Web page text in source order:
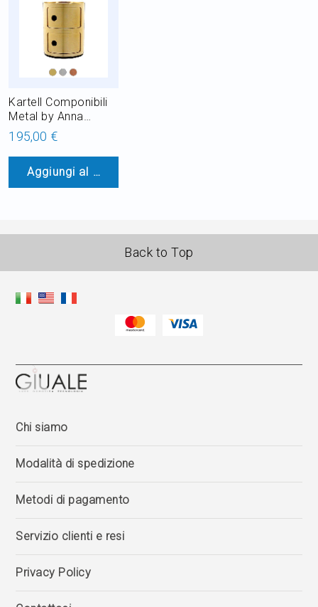
Kartell Componibili
Metal by Anna
Castelli Ferrieri
Mobile Contenitore
in ABS H 40 cm
195,00 €
Aggiungi al Carrello
Back to Top
Chi siamo
Modalità di spedizione
Metodi di pagamento
Servizio clienti e resi
Privacy Policy